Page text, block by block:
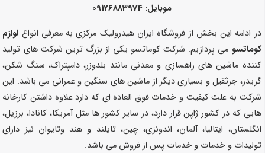
موبایل: 09126883974
در ادامه این بخش از فروشگاه ایران هیدرولیک مرکزی به معرفی انواع لوازم
کوماتسو می پردازیم. شرکت کوماتسو یکی از بزرگ ترین شرکت های تولید
کننده ماشین های راهسازی و معدنی مانند بلدوزر، دامپتراک، سنگ شکن،
گریدر، جرثقیل و بسیاری دیگر از ماشین های سنگین و عمرانی می باشد. این
شرکت به علت کیفیت و خدمات فوق العاده ای که دارد علاوه داشتن کارخانه
هایی که در کشور ژاپن قرار دارد، در سایر کشور ها مثل آمریکا، کانادا، برزیل،
انگلستان، ایتالیا، آلمان، اندونزی، چین، تایلند و هند وتایوان نیز دارای
تولیدات و خدمات و خدمات پس از فروش می باشد.